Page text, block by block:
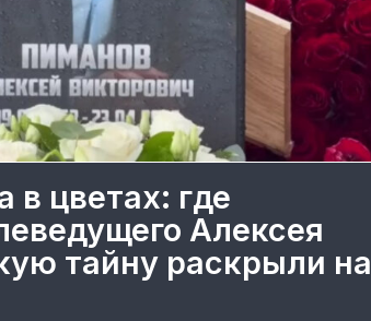
в цветах: где
Алексея
тайну раскрыли на